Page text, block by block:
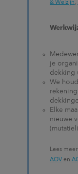
& Welzijn,
je
dekking
We
Elke
nieuwe
Lees
AOV en